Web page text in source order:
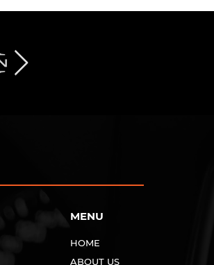
MENU
HOME
ABOUT US